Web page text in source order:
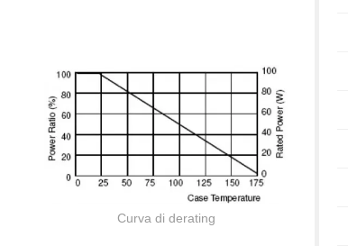
Curva di derating